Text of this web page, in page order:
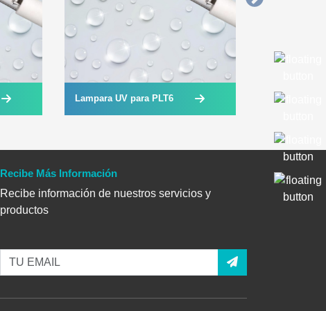
Lampara UV para PLT6 Lampara UV
Recibe Más Información
Recibe información de nuestros servicios y
productos